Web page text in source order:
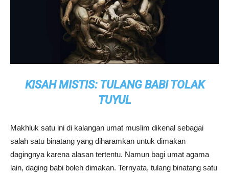
KISAH MISTIS: TULANG BABI TOLAK
TUYUL
Makhluk satu ini di kalangan umat muslim dikenal sebagai
salah satu binatang yang diharamkan untuk dimakan
dagingnya karena alasan tertentu. Namun bagi umat agama
lain, daging babi boleh dimakan. Ternyata, tulang binatang satu